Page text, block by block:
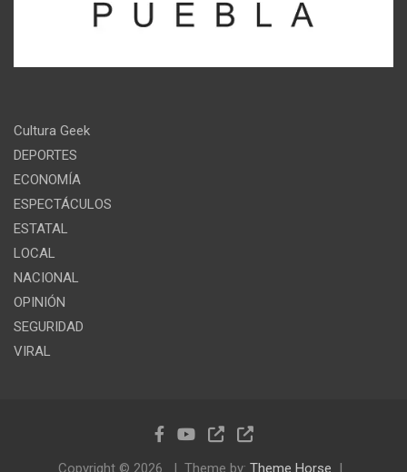
Cultura Geek
DEPORTES
ECONOMÍA
ESPECTÁCULOS
ESTATAL
LOCAL
NACIONAL
OPINIÓN
SEGURIDAD
VIRAL